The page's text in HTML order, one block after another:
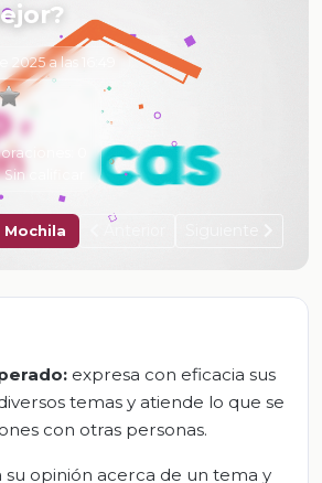
a las 16:49
Sin calificar
Mochila
expresa con eficacia sus
temas y atiende lo que se
con otras personas.
su opinión acerca de un tema y